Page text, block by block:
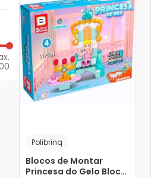
Polibrinq
Blocos de Montar
Princesa do Gelo Block